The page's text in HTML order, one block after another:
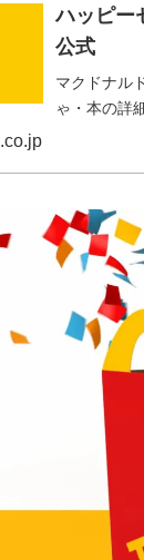
ハッピー
公式
マクドナル
ゃ・本の詳